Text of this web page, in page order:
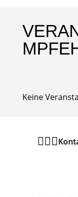
Keine
  